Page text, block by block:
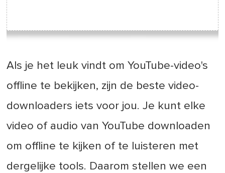
Als je het leuk vindt om YouTube-video's
offline te bekijken, zijn de beste video-
downloaders iets voor jou. Je kunt elke
video of audio van YouTube downloaden
om offline te kijken of te luisteren met
dergelijke tools. Daarom stellen we een